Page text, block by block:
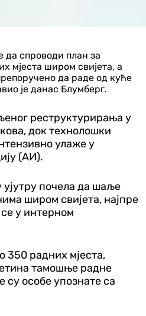
да спроводи план за
мјеста широм свијета, а
да раде од куће
је данас Блумберг.
реструктурирања у
док технолошки
улаже у
(АИ).
ујутру почела да шаље
широм свијета, најпре
у интерном
350 радних мјеста,
тамошње радне
су особе упознате са